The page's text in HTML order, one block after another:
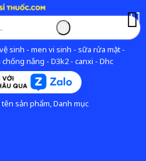
sinh - men vi sinh - sữa rửa mặt -
chống nắng - D3k2 - canxi - Dhc
sản phẩm, Danh mục